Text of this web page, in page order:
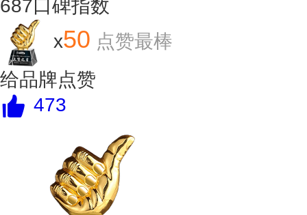
687口碑指数
x50 点赞最棒
给品牌点赞
473